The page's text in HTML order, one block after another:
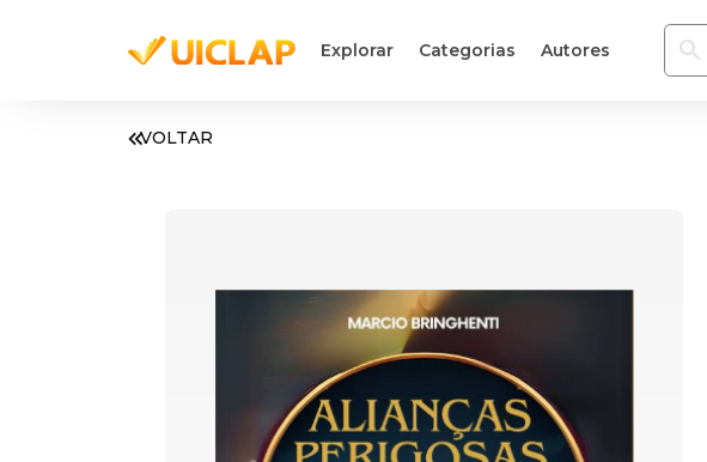
Explorar Categorias Autores
VOLTAR